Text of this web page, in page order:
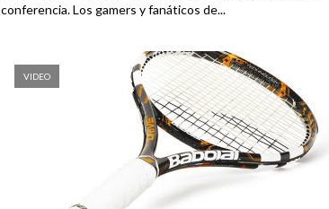
conferencia. Los gamers y fanáticos de...
VIDEO